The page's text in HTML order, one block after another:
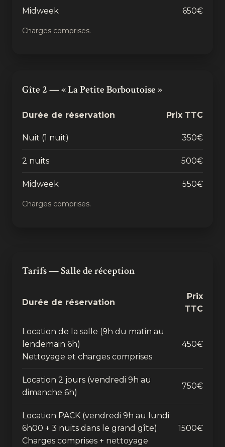
Midweek 650€
Charges comprises.
Gîte 2 — « La Petite Borboutoise »
Durée de réservation Prix TTC
Nuit (1 nuit) 350€
2 nuits 500€
Midweek 550€
Charges comprises.
Tarifs — Salle de réception
Durée de réservation
Prix
TTC
Location de la salle (9h du matin au
lendemain 6h)
Nettoyage et charges comprises
450€
Location 2 jours (vendredi 9h au
dimanche 6h)
750€
Location PACK (vendredi 9h au lundi
6h00 + 3 nuits dans le grand gîte)
Charges comprises + nettoyage
1500€